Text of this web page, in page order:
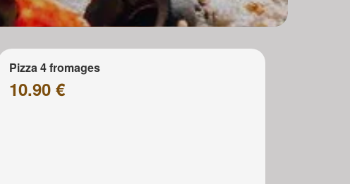
Pizza 4 fromages
10.90 €